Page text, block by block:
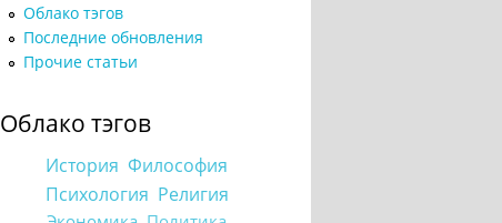
Облако тэгов
Последние обновления
Прочие статьи
Облако тэгов
История Философия
Психология Религия